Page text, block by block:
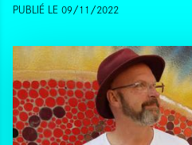
PUBLIÉ LE 09/11/2022